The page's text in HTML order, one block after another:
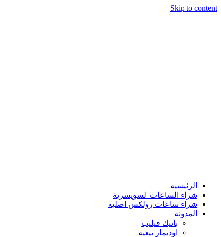
Skip to content
الرئيسيه
شراء الساعات السويسرية
شراء ساعات رولكس اصليه
المدونه
باتيك فيليب
اوديمار بيغيه